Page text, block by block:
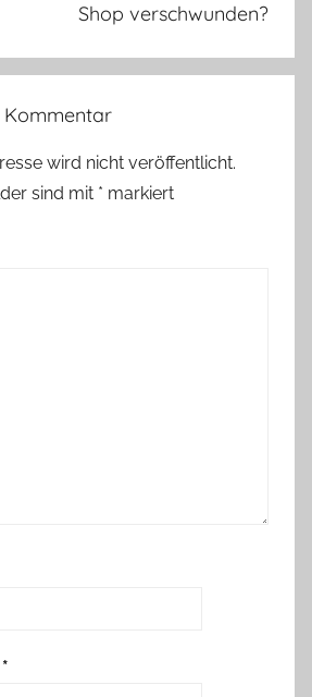
Shop verschwunden?
Kommentar
wird nicht veröffentlicht.
sind mit * markiert
*